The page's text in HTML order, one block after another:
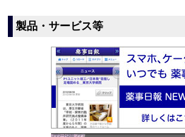
製品・サービス等